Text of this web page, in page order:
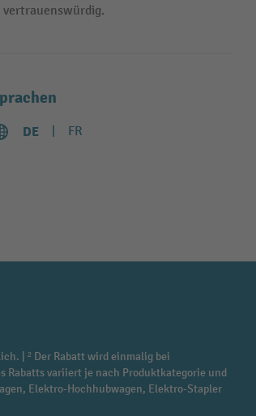
vertrauenswürdig.
DE FR
| ² Der Rabatt wird einmalig bei
Rabatts variiert je nach Produktkategorie und
Elektro-Hochhubwagen, Elektro-Stapler